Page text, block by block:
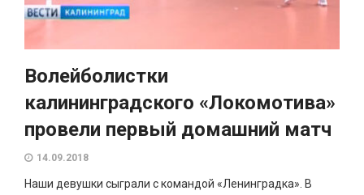
Волейболистки
калининградского «Локомотива»
провели первый домашний матч
14.09.2018
Наши девушки сыграли с командой «Ленинградка». В